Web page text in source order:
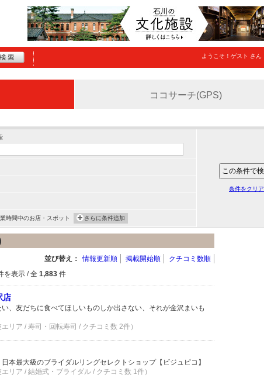
ようこそ！ ゲスト さん
ココサーチ(GPS)
時間中のお店・スポット さらに条件追加
条件をクリア
並び替え： 情報更新順 掲載開始順 クチコミ数順
を表示 / 全 1,883 件
店
、友だちに食べてほしいものしか出さない、それが金沢まいも
リア / 寿司・回転寿司 / クチコミ数 2件）
本最大級のブライダルリングセレクトショップ【ビジュピコ】
リア / 結婚式・ブライダル / クチコミ数 1件）